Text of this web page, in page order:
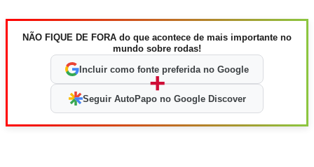
NÃO FIQUE DE FORA do que acontece de mais importante no
mundo sobre rodas!
Incluir como fonte preferida no Google
+
Seguir AutoPapo no Google Discover